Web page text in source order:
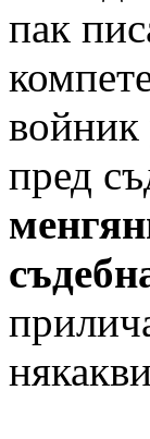
пак
войник
пред